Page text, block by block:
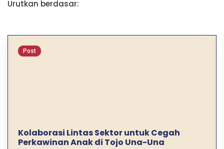
Urutkan berdasar:
Post
Kolaborasi Lintas Sektor untuk Cegah
Perkawinan Anak di Tojo Una-Una